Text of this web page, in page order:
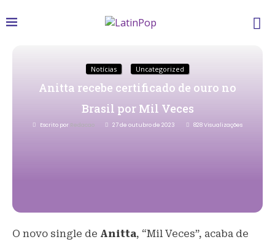
Notícias Uncategorized
Anitta recebe certificado de ouro no
Brasil por Mil Veces
Escrito por Redacao 27 de outubro de 2023 828Visualizações
O novo single de Anitta, “Mil Veces”, acaba de